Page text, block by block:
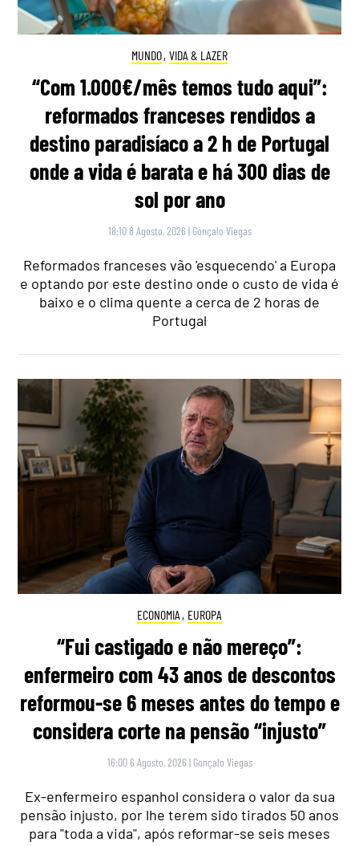
MUNDO, VIDA & LAZER
“Com 1.000€/mês temos tudo aqui”:
reformados franceses rendidos a
destino paradisíaco a 2 h de Portugal
onde a vida é barata e há 300 dias de
sol por ano
18:10 8 Agosto, 2026 | Gonçalo Viegas
Reformados franceses vão 'esquecendo' a Europa
e optando por este destino onde o custo de vida é
baixo e o clima quente a cerca de 2 horas de
Portugal
ECONOMIA , EUROPA
“Fui castigado e não mereço”:
enfermeiro com 43 anos de descontos
reformou-se 6 meses antes do tempo e
considera corte na pensão “injusto”
16:00 6 Agosto, 2026 | Gonçalo Viegas
Ex-enfermeiro espanhol considera o valor da sua
pensão injusto, por lhe terem sido tirados 50 anos
para "toda a vida", após reformar-se seis meses